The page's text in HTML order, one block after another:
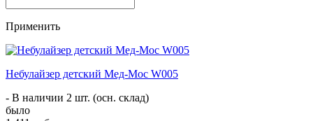
Применить
Небулайзер детский Мед-Мос W005
- В наличии 2 шт. (осн. склад)
было